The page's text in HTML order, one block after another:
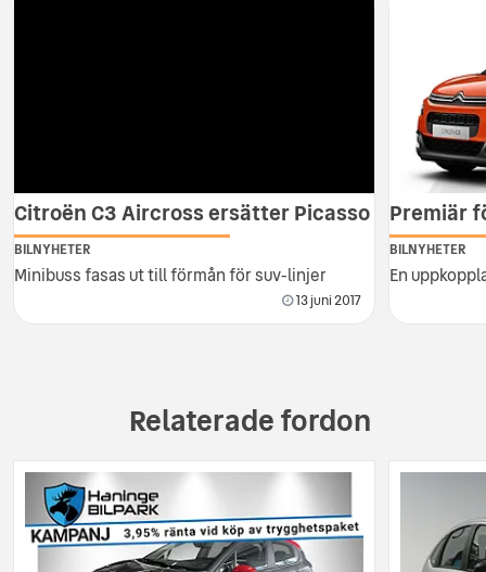
Citroën C3 Aircross ersätter Picasso
BILNYHETER
Minibuss fasas ut till förmån för suv-linjer
13 juni 2017
Premiär
BILNYHETER
En
Relaterade fordon